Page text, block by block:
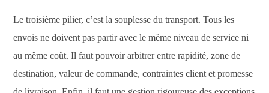
Le troisième pilier, c’est la souplesse du transport. Tous les
envois ne doivent pas partir avec le même niveau de service ni
au même coût. Il faut pouvoir arbitrer entre rapidité, zone de
destination, valeur de commande, contraintes client et promesse